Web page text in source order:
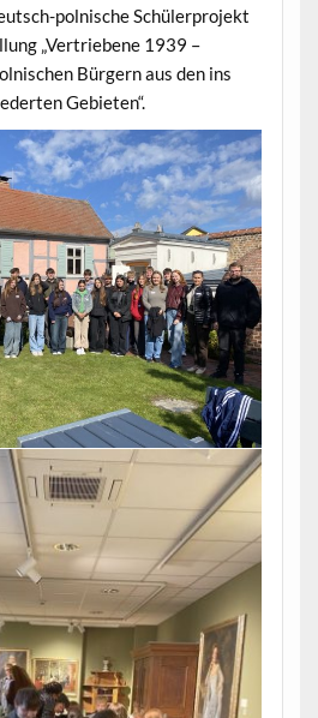
polnische Schülerprojekt
„Vertriebene 1939 –
Bürgern aus den ins
Gebieten“.